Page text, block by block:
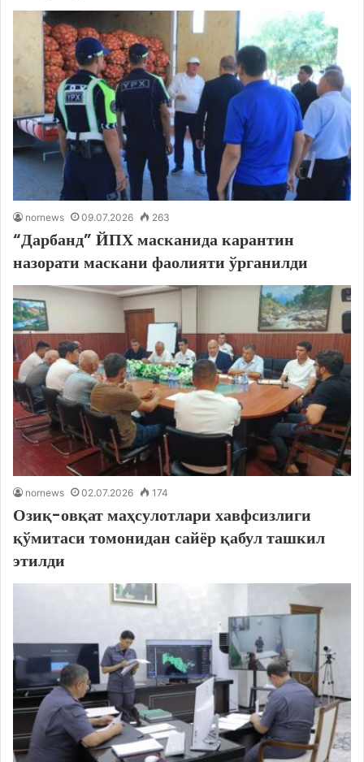
nornews 09.07.2026 263
“Дарбанд” ЙПХ масканида карантин
назорати маскани фаолияти ўрганилди
nornews 02.07.2026 174
Озиқ-овқат маҳсулотлари хавфсизлиги
қўмитаси томонидан сайёр қабул ташкил
этилди